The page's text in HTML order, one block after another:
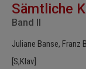
Sämtliche
Band II
Juliane Banse, Franz
[S,Klav]